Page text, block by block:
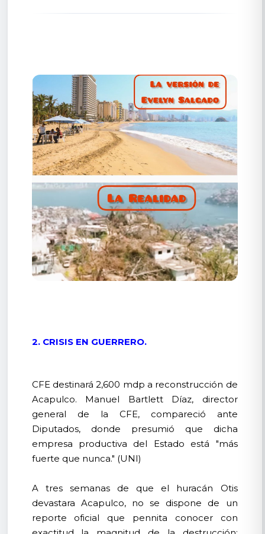
2. CRISIS EN GUERRERO.
CFE destinará 2,600 mdp a reconstrucción de
Acapulco. Manuel Bartlett Díaz, director
general de la CFE, compareció ante
Diputados, donde presumió que dicha
empresa productiva del Estado está "más
fuerte que nunca." (UNI)
A tres semanas de que el huracán Otis
devastara Acapulco, no se dispone de un
reporte oficial que pennita conocer con